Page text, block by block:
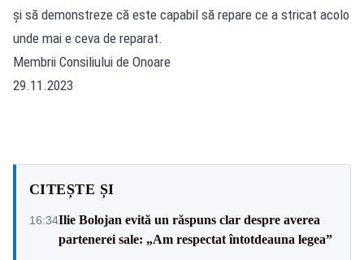
și să demonstreze că este capabil să repare ce a stricat acolo
unde mai e ceva de reparat.
Membrii Consiliului de Onoare
29.11.2023
CITEȘTE ȘI
16:34Ilie Bolojan evită un răspuns clar despre averea
partenerei sale: „Am respectat întotdeauna legea”